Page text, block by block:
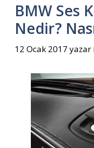
BMW Ses
Nedir?
12 Ocak 2017 yazar